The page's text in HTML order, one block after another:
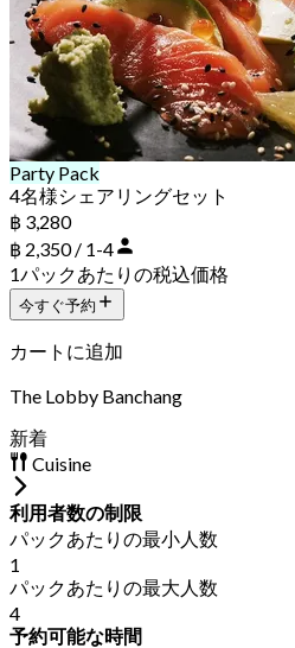
Party Pack
4名様シェアリングセット
฿ 3,280
฿ 2,350 / 1-4
1パックあたりの税込価格
今すぐ予約
カートに追加
The Lobby Banchang
新着
Cuisine
利用者数の制限
パックあたりの最小人数
1
パックあたりの最大人数
4
予約可能な時間